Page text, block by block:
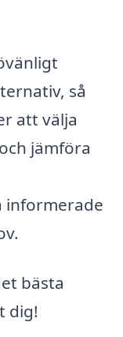
så
att välja
jämföra
informerade
bästa
dig!